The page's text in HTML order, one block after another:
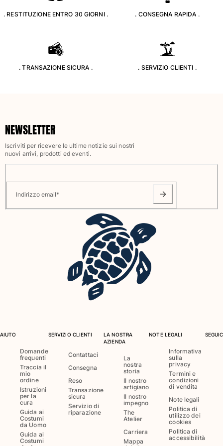
Rashguard
Costumi da bagno magici
Vedi tutti i Costumi da bagno
Pantaloni
Camicie
Bermuda
Felpe
Bambina
Costumi da bagno
Costumi Interi
Rashguard
Abbigliamento
Abiti e Gonne
Tute
Pantaloncini
Felpe
Vedi tutti i Abbigliamento
Neonato
. RESTITUZIONE ENTRO 30 GIORNI . . CONSEGNA RAPIDA .
. TRANSAZIONE SICURA . . SERVIZIO CLIENTI .
NEWSLETTER
Iscriviti per ricevere le ultime notizie sui nostri
nuovi arrivi, prodotti ed eventi.
Indirizzo email*
AIUTO
Domande
frequenti
Traccia il
mio
ordine
Istruzioni
per la
cura
Guida ai
Costumi
da Uomo
Guida ai
Costumi
SERVIZIO CLIENTI
Contattaci
Consegna
Reso
Transazione
sicura
Servizio di
riparazione
LA NOSTRA
AZIENDA
La
nostra
storia
Il nostro
artigiano
Il nostro
impegno
The
Atelier
Carriera
Mappa
NOTE LEGALI
Informativa
sulla
privacy
Termini e
condizioni
di vendita
Note legali
Politica di
utilizzo dei
cookies
Politica di
accessibilità